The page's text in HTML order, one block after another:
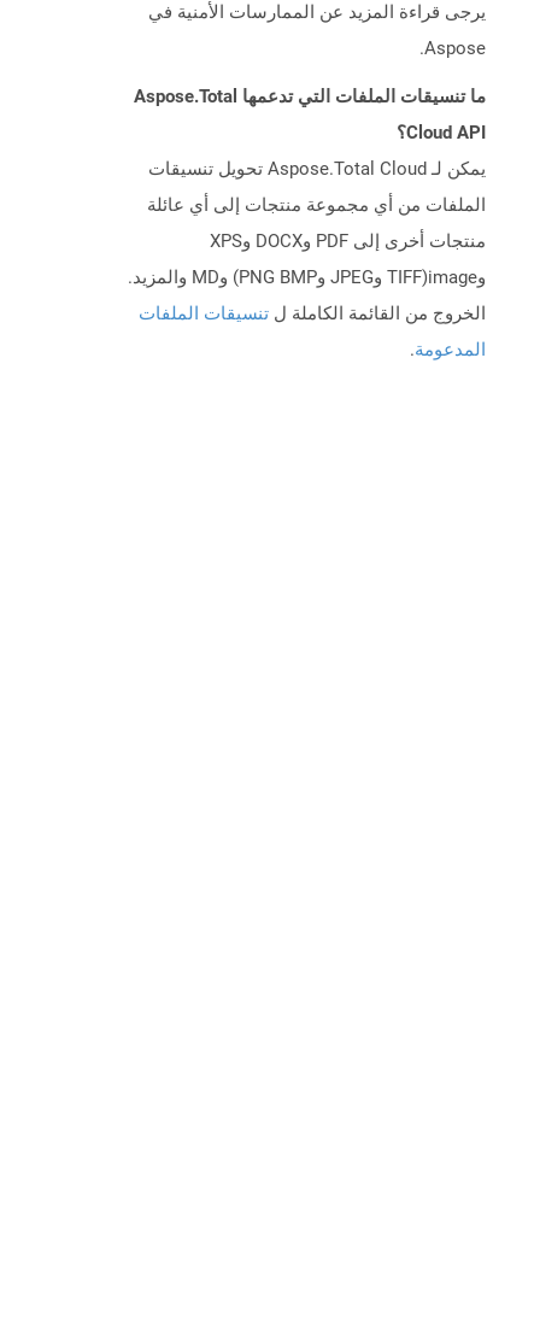
يرجى قراءة المزيد عن الممارسات الأمنية في
Aspose.
ما تنسيقات الملفات التي تدعمها Aspose.Total
Cloud API؟
يمكن لـ Aspose.Total Cloud تحويل تنسيقات
الملفات من أي مجموعة منتجات إلى أي عائلة
منتجات أخرى إلى PDF وDOCX وXPS
وimage(TIFF وJPEG وPNG BMP) وMD والمزيد.
الخروج من القائمة الكاملة ل تنسيقات الملفات
المدعومة.